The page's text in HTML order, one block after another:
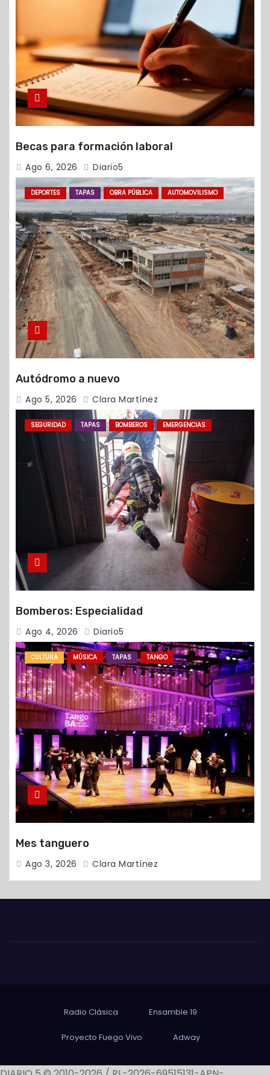
Becas para formación laboral
Ago 6, 2026 Diario5
DEPORTES TAPAS OBRA PÚBLICA AUTOMOVILISMO
Autódromo a nuevo
Ago 5, 2026 Clara Martínez
SEGURIDAD TAPAS BOMBEROS EMERGENCIAS
Bomberos: Especialidad
Ago 4, 2026 Diario5
CULTURA MÚSICA TAPAS TANGO
Mes tanguero
Ago 3, 2026 Clara Martínez
Radio Clásica Ensamble 19
Proyecto Fuego Vivo Adway